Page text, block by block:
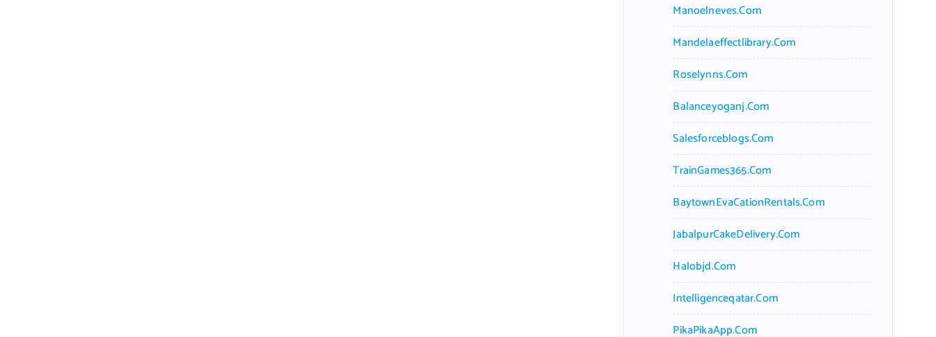
Manoelneves.com
Mandelaeffectlibrary.com
Roselynns.com
Balanceyoganj.com
Salesforceblogs.com
TrainGames365.com
BaytownEvaCationRentals.com
JabalpurCakeDelivery.com
Halobjd.com
Intelligenceqatar.com
PikaPikaApp.com